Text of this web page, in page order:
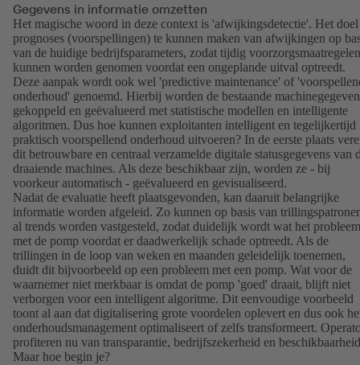
Gegevens in informatie omzetten
Het magische woord in deze context is 'afwijkingsdetectie'. Het
prognoses (voorspellingen) te kunnen maken van afwijkingen op
van de huidige bedrijfsparameters, zodat tijdig voorzorgsmaatregelen
kunnen worden genomen voordat een ongeplande uitval optreedt.
Deze aanpak wordt ook wel 'predictive maintenance' of
onderhoud' genoemd. Hierbij worden de bestaande
gekoppeld en geëvalueerd met statistische modellen en intelligente
algoritmen. Dus hoe kunnen exploitanten intelligent en tegelijkertijd
praktisch voorspellend onderhoud uitvoeren? In de eerste plaats
dit betrouwbare en centraal verzamelde digitale statusgegevens van
draaiende machines. Als deze beschikbaar zijn, worden ze - bij
voorkeur automatisch - geëvalueerd en gevisualiseerd.
Nadat de evaluatie heeft plaatsgevonden, kan daaruit belangrijke
informatie worden afgeleid. Zo kunnen op basis van
al trends worden vastgesteld, zodat duidelijk wordt wat het
met de pomp voordat er daadwerkelijk schade optreedt. Als de
trillingen in de loop van weken en maanden geleidelijk toenemen,
duidt dit bijvoorbeeld op een probleem met een pomp. Wat voor de
waarnemer niet merkbaar is omdat de pomp 'goed' draait, blijft niet
verborgen voor een intelligent algoritme. Dit eenvoudige voorbeeld
toont al aan dat digitalisering grote voordelen oplevert en dus ook
onderhoudsmanagement optimaliseert of zelfs transformeert.
profiteren nu van transparantie, bedrijfszekerheid en
Maar hoe begin je?